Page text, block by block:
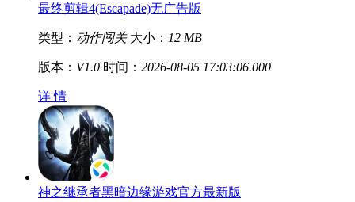
最终剪辑4(Escapade)无广告版
类型： 动作闯关 大小： 12 MB
版本： V1.0 时间： 2026-08-05 17:03:06.000
详 情
神之继承者黑暗边缘游戏官方最新版